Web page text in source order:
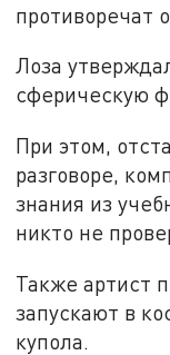
противоречат
Лоза
сферическую
При этом,
разговоре,
знания из
никто не
Также артист
запускают в
купола.